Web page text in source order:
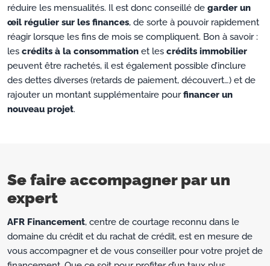
réduire les mensualités. Il est donc conseillé de garder un
œil régulier sur les finances, de sorte à pouvoir rapidement
réagir lorsque les fins de mois se compliquent. Bon à savoir :
les crédits à la consommation et les crédits immobilier
peuvent être rachetés, il est également possible d’inclure
des dettes diverses (retards de paiement, découvert…) et de
rajouter un montant supplémentaire pourfinancer un
nouveau projet.
Se faire accompagner par un
expert
AFR Financement, centre de courtage reconnu dans le
domaine du crédit et du rachat de crédit, est en mesure de
vous accompagner et de vous conseiller pour votre projet de